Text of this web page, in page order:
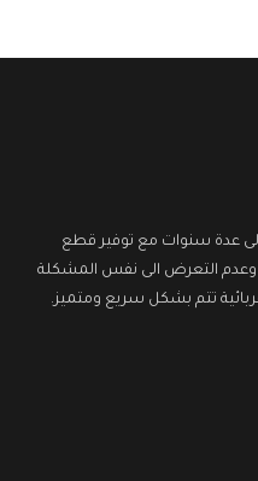
عدة سنوات مع توفير قطع
وعدم التعرض الى نفس المشكلة
تتم بشكل سريع ومتميز.